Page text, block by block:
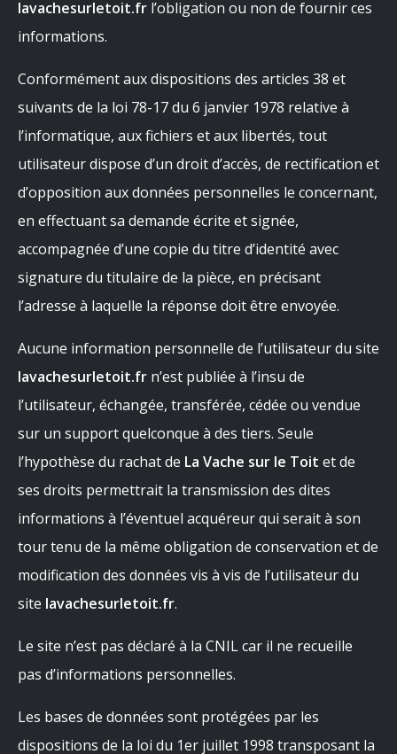
lavachesurletoit.fr l’obligation ou non de fournir ces
informations.
Conformément aux dispositions des articles 38 et
suivants de la loi 78-17 du 6 janvier 1978 relative à
l’informatique, aux fichiers et aux libertés, tout
utilisateur dispose d’un droit d’accès, de rectification et
d’opposition aux données personnelles le concernant,
en effectuant sa demande écrite et signée,
accompagnée d’une copie du titre d’identité avec
signature du titulaire de la pièce, en précisant
l’adresse à laquelle la réponse doit être envoyée.
Aucune information personnelle de l’utilisateur du site
lavachesurletoit.fr n’est publiée à l’insu de
l’utilisateur, échangée, transférée, cédée ou vendue
sur un support quelconque à des tiers. Seule
l’hypothèse du rachat de La Vache sur le Toit et de
ses droits permettrait la transmission des dites
informations à l’éventuel acquéreur qui serait à son
tour tenu de la même obligation de conservation et de
modification des données vis à vis de l’utilisateur du
site lavachesurletoit.fr.
Le site n’est pas déclaré à la CNIL car il ne recueille
pas d’informations personnelles.
Les bases de données sont protégées par les
dispositions de la loi du 1er juillet 1998 transposant la